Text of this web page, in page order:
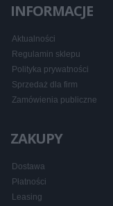
INFORMACJE
Aktualności
Regulamin sklepu
Polityka prywatności
Sprzedaż dla firm
Zamówienia publiczne
ZAKUPY
Dostawa
Płatności
Leasing